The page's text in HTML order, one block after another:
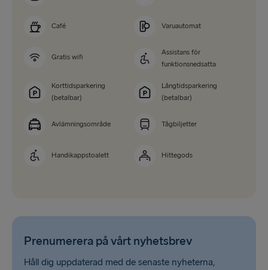
Café Varuautomat
Gratis wifi
Assistans för
funktionsnedsatta
Korttidsparkering
(betalbar)
Långtidsparkering
(betalbar)
Avlämningsområde Tågbiljetter
Handikappstoalett Hittegods
Prenumerera på vårt nyhetsbrev
Håll dig uppdaterad med de senaste nyheterna,